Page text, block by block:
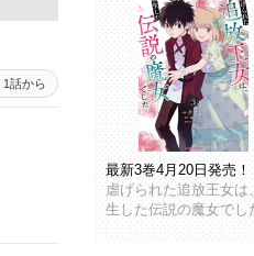
1話から
最新3巻4月20日発売！
虐げられた追放王女は
生した伝説の魔女でし